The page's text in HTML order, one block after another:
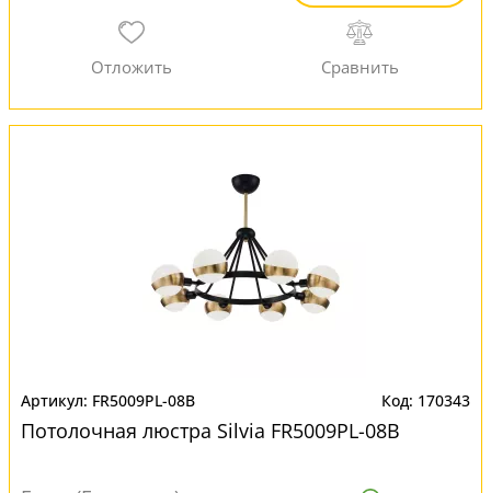
FR5009PL-08B 170343
Потолочная люстра Silvia FR5009PL-08B